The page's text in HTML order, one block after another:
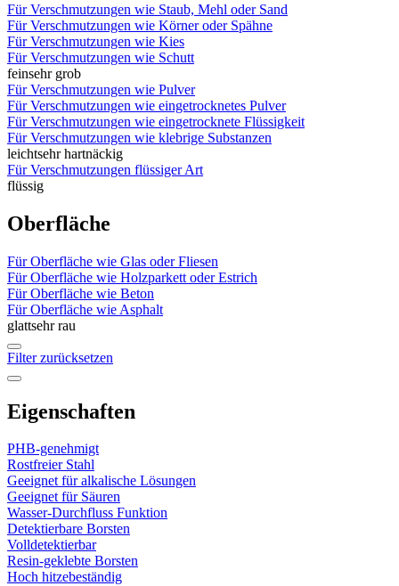
Für Verschmutzungen wie Staub, Mehl oder Sand
Für Verschmutzungen wie Körner oder Spähne
Für Verschmutzungen wie Kies
Für Verschmutzungen wie Schutt
feinsehr grob
Für Verschmutzungen wie Pulver
Für Verschmutzungen wie eingetrocknetes Pulver
Für Verschmutzungen wie eingetrocknete Flüssigkeit
Für Verschmutzungen wie klebrige Substanzen
leichtsehr hartnäckig
Für Verschmutzungen flüssiger Art
flüssig
Oberfläche
Für Oberfläche wie Glas oder Fliesen
Für Oberfläche wie Holzparkett oder Estrich
Für Oberfläche wie Beton
Für Oberfläche wie Asphalt
glattsehr rau
Filter zurücksetzen
Eigenschaften
PHB-genehmigt
Rostfreier Stahl
Geeignet für alkalische Lösungen
Geeignet für Säuren
Wasser-Durchfluss Funktion
Detektierbare Borsten
Volldetektierbar
Resin-geklebte Borsten
Hoch hitzebeständig